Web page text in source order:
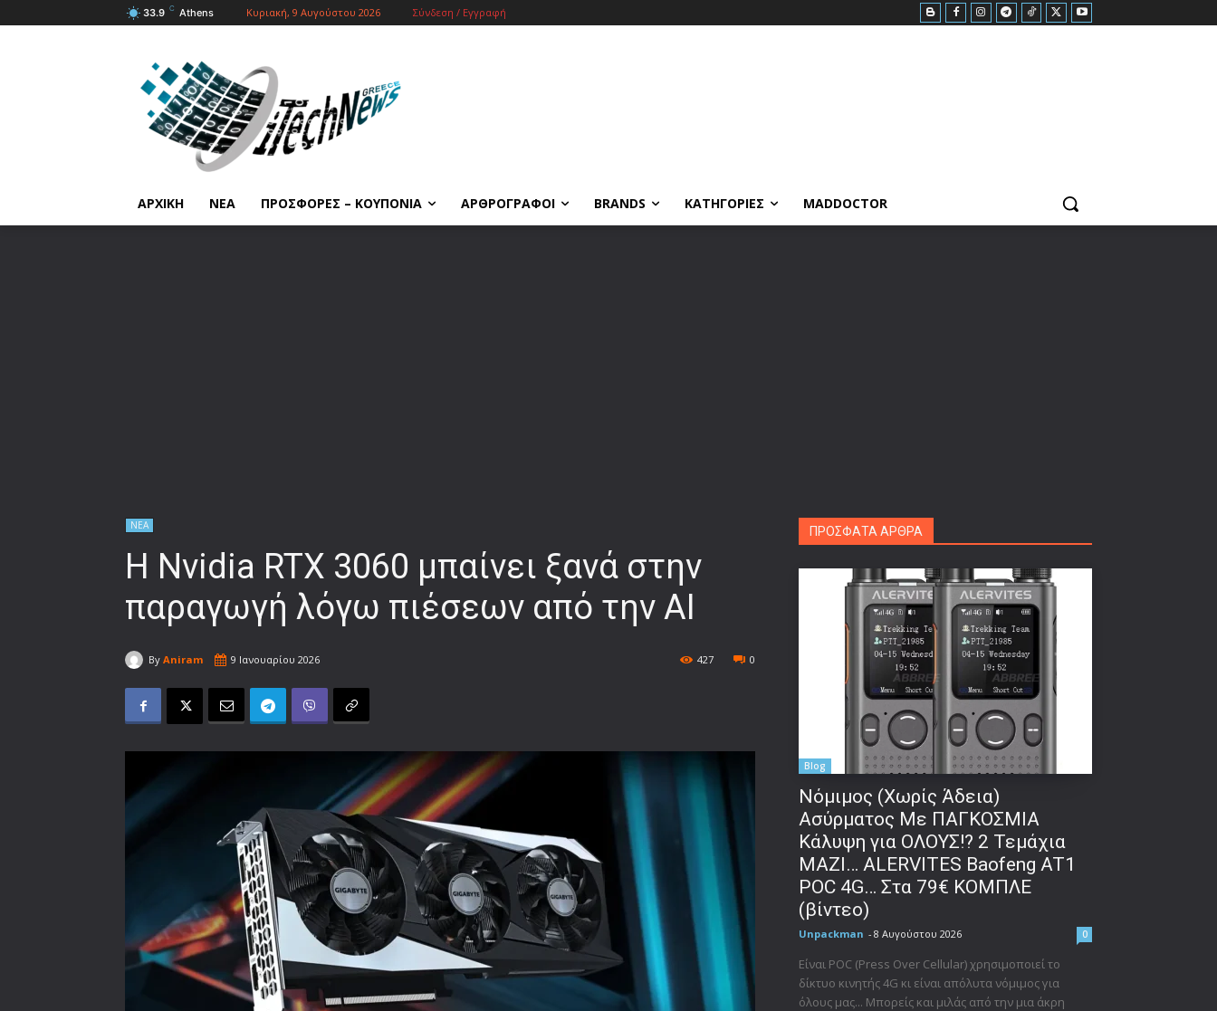
33.9 C Athens Κυριακή, 9 Αυγούστου 2026 Σύνδεση / Εγγραφή
ΑΡΧΙΚΗ ΝΕΑ ΠΡΟΣΦΟΡΕΣ – ΚΟΥΠΟΝΙΑ ΑΡΘΡΟΓΡΑΦΟΙ BRANDS ΚΑΤΗΓΟΡΙΕΣ MADDOCTOR
ΝΕΑ
H Nvidia RTX 3060 μπαίνει ξανά στην
παραγωγή λόγω πιέσεων από την AI
By Aniram 9 Ιανουαρίου 2026 0
427
ΠΡΟΣΦΑΤΑ ΑΡΘΡΑ
Blog
Νόμιμος (Χωρίς Άδεια)
Ασύρματος Με ΠΑΓΚΟΣΜΙΑ
Κάλυψη για ΟΛΟΥΣ!? 2 Τεμάχια
ΜΑΖΙ… ALERVITES Baofeng AT1
POC 4G… Στα 79€ ΚΟΜΠΛΕ
(βίντεο)
Unpackman - 8 Αυγούστου 2026 0
Είναι POC (Press Over Cellular) χρησιμοποιεί το
δίκτυο κινητής 4G κι είναι απόλυτα νόμιμος για
όλους μας... Μπορείς και μιλάς από την μια άκρη